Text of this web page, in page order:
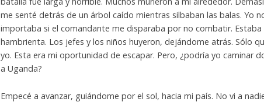
me senté detrás de un árbol caído mientras silbaban las balas. Yo
importaba si el comandante me disparaba por no combatir. Estaba
hambrienta. Los jefes y los niños huyeron, dejándome atrás. Sólo
yo. Esta era mi oportunidad de escapar. Pero, ¿podría yo caminar
a Uganda?
Empecé a avanzar, guiándome por el sol, hacia mi país. No vi a